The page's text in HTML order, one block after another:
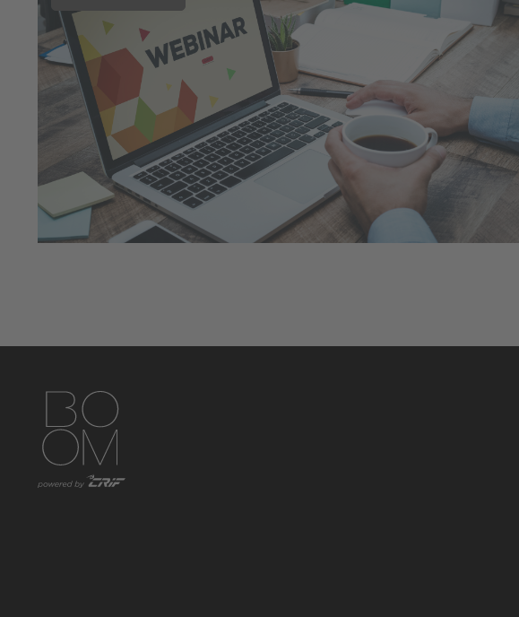
https://www.instagram.com/boom_knowledgehub/
https://www.linkedin.com/showcase/boom-knowledge-hub/
https://www.facebook.com/BoomKnowledgeHub